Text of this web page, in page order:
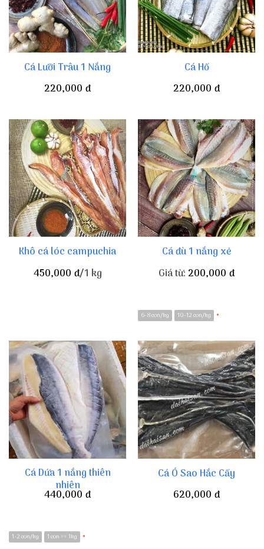
Cá Lưỡi Trâu 1 Nắng
220,000 đ
Cá Hố
220,000 đ
Khô cá lóc campuchia
450,000 đ/1 kg
Cá đù 1 nắng xẻ
Giá từ:200,000 đ
6-8 con/kg 10-12 con/kg *
Cá Dứa 1 nắng thiên
nhiên
440,000 đ
1-2 con/kg 1 con >= 1kg *
Cá Ó Sao Hắc Cấy
620,000 đ